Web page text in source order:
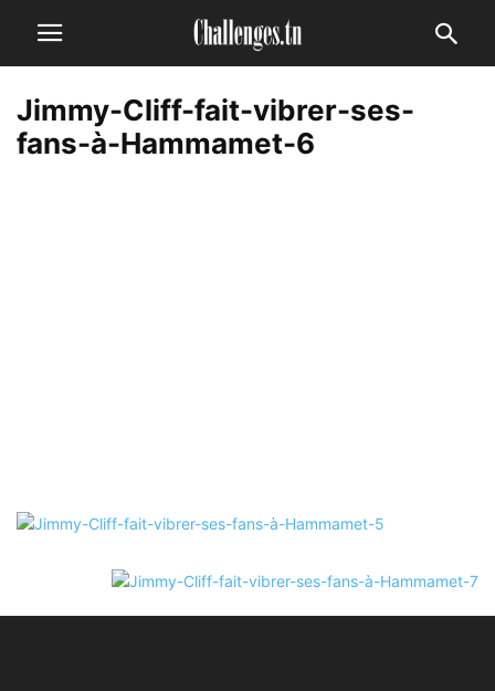
Jimmy-Cliff-fait-vibrer-ses-
fans-à-Hammamet-6